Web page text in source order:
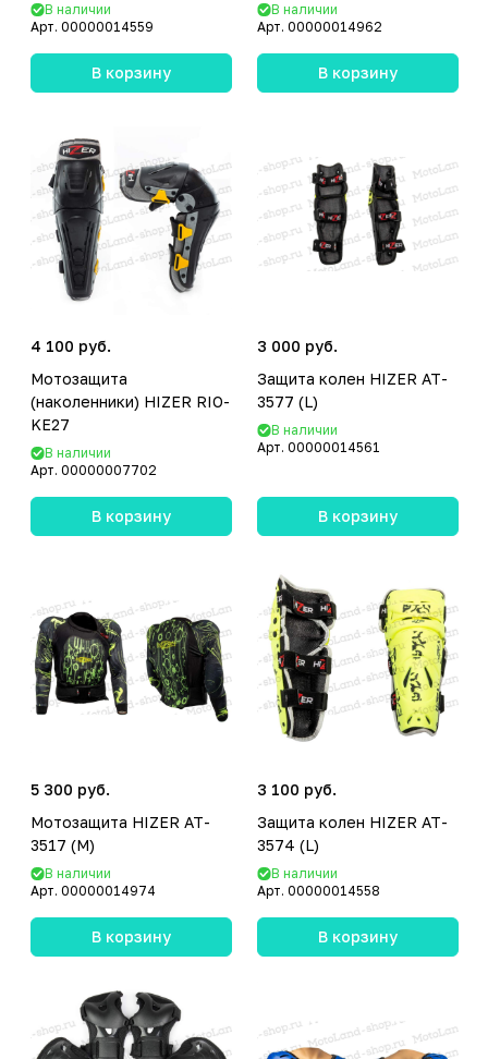
В наличии
Арт. 00000014559
В корзину
В наличии
Арт. 00000014962
В корзину
4 100 руб.
Мотозащита
(наколенники) HIZER RIO-
KE27
В наличии
Арт. 00000007702
В корзину
3 000 руб.
Защита колен HIZER AT-
3577 (L)
В наличии
Арт. 00000014561
В корзину
5 300 руб.
Мотозащита HIZER AT-
3517 (M)
В наличии
Арт. 00000014974
В корзину
3 100 руб.
Защита колен HIZER AT-
3574 (L)
В наличии
Арт. 00000014558
В корзину